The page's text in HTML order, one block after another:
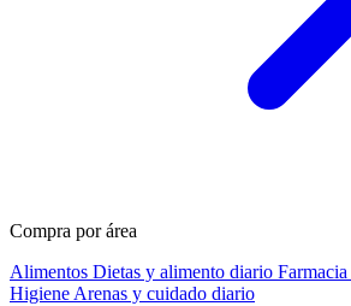
Compra por área
Alimentos Dietas y alimento diario Farmacia
Higiene Arenas y cuidado diario